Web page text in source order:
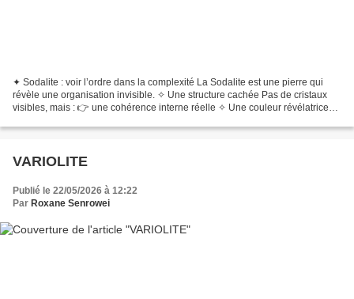
✦ Sodalite : voir l’ordre dans la complexité La Sodalite est une pierre qui
révèle une organisation invisible. ✧ Une structure cachée Pas de cristaux
visibles, mais : 👉 une cohérence interne réelle ✧ Une couleur révélatrice
VARIOLITE
Publié le 22/05/2026 à 12:22
Par Roxane Senrowei